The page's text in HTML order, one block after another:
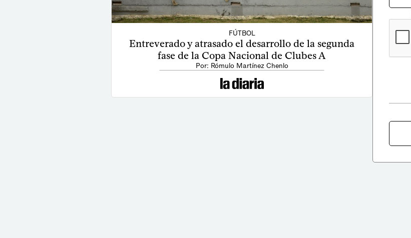
FÚTBOL
Entreverado y atrasado el desarrollo de la segunda
fase de la Copa Nacional de Clubes A
Por: Rómulo Martínez Chenlo